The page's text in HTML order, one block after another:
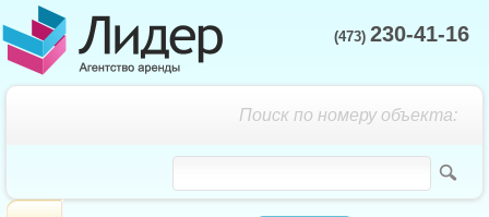
(473) 230-41-16
Поиск по номеру объекта: